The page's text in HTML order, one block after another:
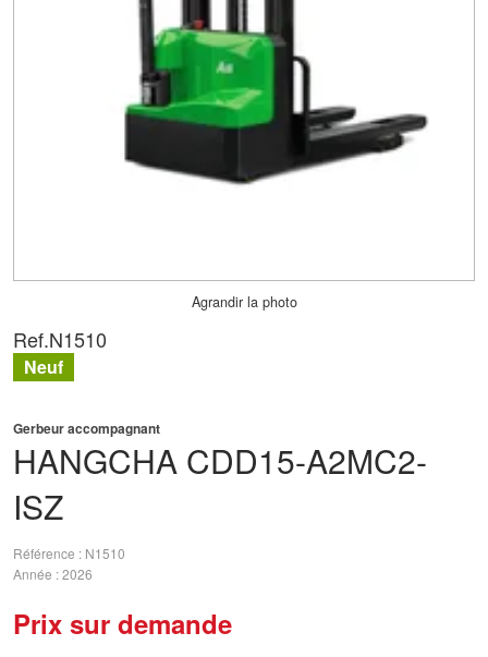
Agrandir la photo
HANGCHA CDD15-A2MC2-
ISZ
Gerbeur accompagnant
Référence
N1510
Année 2026
Prix sur demande
Ref.N1510
Neuf